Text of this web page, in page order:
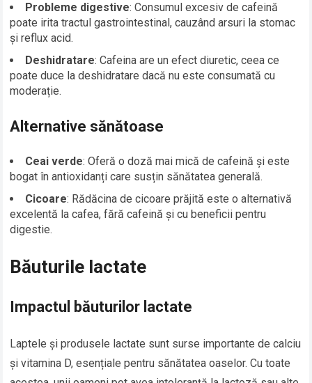
Probleme digestive: Consumul excesiv de cafeină
poate irita tractul gastrointestinal, cauzând arsuri la stomac
și reflux acid.
Deshidratare: Cafeina are un efect diuretic, ceea ce
poate duce la deshidratare dacă nu este consumată cu
moderație.
Alternative sănătoase
Ceai verde: Oferă o doză mai mică de cafeină și este
bogat în antioxidanți care susțin sănătatea generală.
Cicoare: Rădăcina de cicoare prăjită este o alternativă
excelentă la cafea, fără cafeină și cu beneficii pentru
digestie.
Băuturile lactate
Impactul băuturilor lactate
Laptele și produsele lactate sunt surse importante de calciu
și vitamina D, esențiale pentru sănătatea oaselor. Cu toate